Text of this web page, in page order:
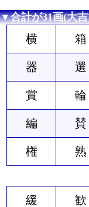
▼合計が31画(大
横 箱
器 選
賞 輪
編 賛
権 熟
緩 歓